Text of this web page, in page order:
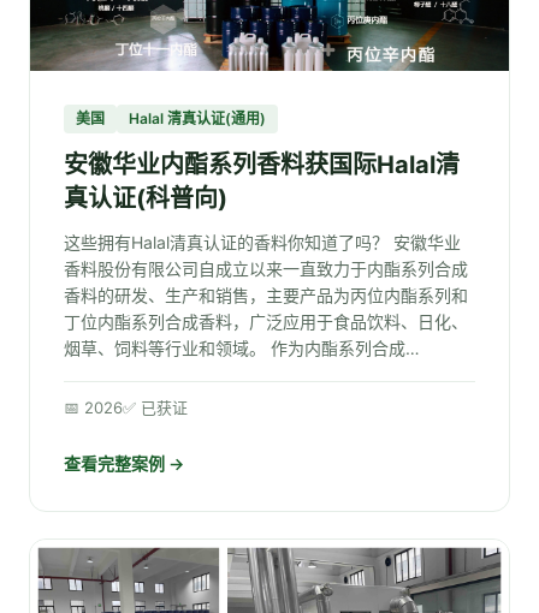
美国 Halal 清真认证(通用)
安徽华业内酯系列香料获国际Halal清
真认证(科普向)
这些拥有Halal清真认证的香料你知道了吗？ 安徽华业
香料股份有限公司自成立以来一直致力于内酯系列合成
香料的研发、生产和销售，主要产品为丙位内酯系列和
丁位内酯系列合成香料，广泛应用于食品饮料、日化、
烟草、饲料等行业和领域。 作为内酯系列合成…
📅 2026✅ 已获证
查看完整案例 →